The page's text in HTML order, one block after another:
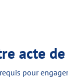
acte
pour